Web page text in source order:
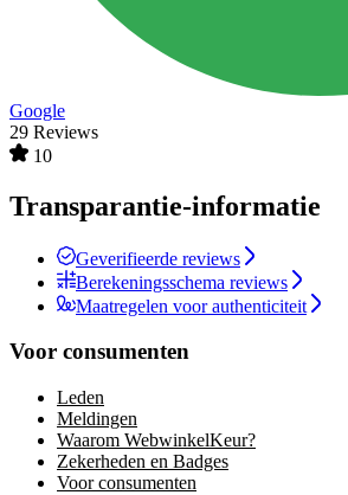
Google
29 Reviews
10
Transparantie-informatie
Geverifieerde reviews
Berekeningsschema reviews
Maatregelen voor authenticiteit
Voor consumenten
Leden
Meldingen
Waarom WebwinkelKeur?
Zekerheden en Badges
Voor consumenten